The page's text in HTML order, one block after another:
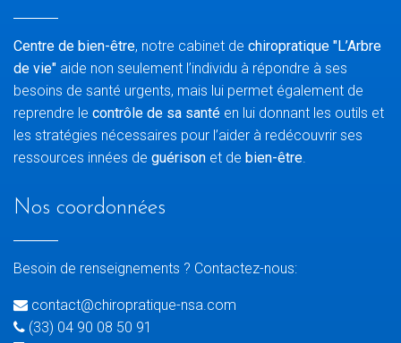
Centre de bien-être, notre cabinet de chiropratique "L’Arbre
de vie" aide non seulement l’individu à répondre à ses
besoins de santé urgents, mais lui permet également de
reprendre le contrôle de sa santé en lui donnant les outils et
les stratégies nécessaires pour l’aider à redécouvrir ses
ressources innées de guérison et de bien-être.
Nos coordonnées
Besoin de renseignements ? Contactez-nous:
contact@chiropratique-nsa.com
(33) 04 90 08 50 91